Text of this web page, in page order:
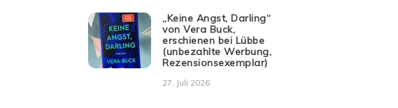
„Keine Angst, Darling“
von Vera Buck,
erschienen bei Lübbe
(unbezahlte Werbung,
Rezensionsexemplar)
27. Juli 2026